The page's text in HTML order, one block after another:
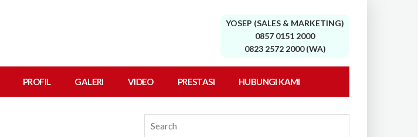
YOSEP (SALES & MARKETING)
0857 0151 2000
0823 2572 2000 (WA)
PROFIL GALERI VIDEO PRESTASI HUBUNGI KAMI